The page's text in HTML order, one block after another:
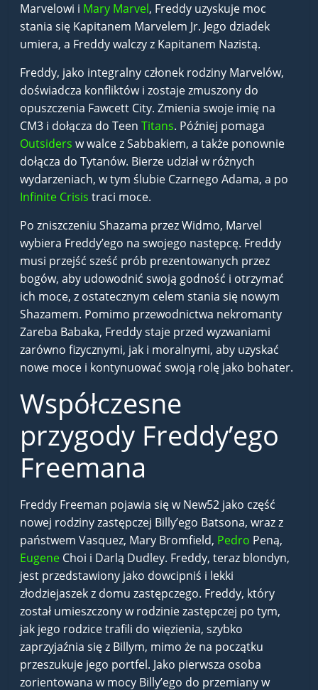
Marvelowi i Mary Marvel, Freddy uzyskuje moc
stania się Kapitanem Marvelem Jr. Jego dziadek
umiera, a Freddy walczy z Kapitanem Nazistą.
Freddy, jako integralny członek rodziny Marvelów,
doświadcza konfliktów i zostaje zmuszony do
opuszczenia Fawcett City. Zmienia swoje imię na
CM3 i dołącza do TeenTitans. Później pomaga
Outsiders w walce z Sabbakiem, a także ponownie
dołącza do Tytanów. Bierze udział w różnych
wydarzeniach, w tym ślubie Czarnego Adama, a po
Infinite Crisis traci moce.
Po zniszczeniu Shazama przez Widmo, Marvel
wybiera Freddy’ego na swojego następcę. Freddy
musi przejść sześć prób prezentowanych przez
bogów, aby udowodnić swoją godność i otrzymać
ich moce, z ostatecznym celem stania się nowym
Shazamem. Pomimo przewodnictwa nekromanty
Zareba Babaka, Freddy staje przed wyzwaniami
zarówno fizycznymi, jak i moralnymi, aby uzyskać
nowe moce i kontynuować swoją rolę jako bohater.
Współczesne
przygody Freddy’ego
Freemana
Freddy Freeman pojawia się w New52 jako część
nowej rodziny zastępczej Billy’ego Batsona, wraz z
państwem Vasquez, Mary Bromfield, Pedro Peną,
Eugene Choi i Darlą Dudley. Freddy, teraz blondyn,
jest przedstawiony jako dowcipniś i lekki
złodziejaszek z domu zastępczego. Freddy, który
został umieszczony w rodzinie zastępczej po tym,
jak jego rodzice trafili do więzienia, szybko
zaprzyjaźnia się z Billym, mimo że na początku
przeszukuje jego portfel. Jako pierwsza osoba
zorientowana w mocy Billy’ego do przemiany w